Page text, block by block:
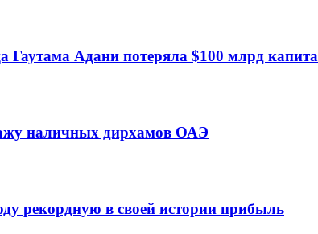
Гаутама Адани потеряла $100 млрд
наличных дирхамов ОАЭ
рекордную в своей истории прибыль